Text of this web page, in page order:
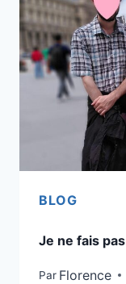
BLOG
Je ne fais
Par Florence